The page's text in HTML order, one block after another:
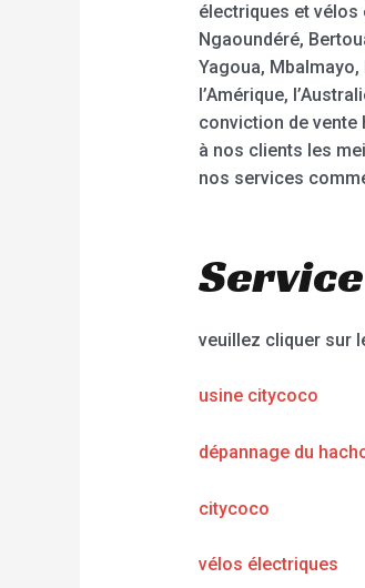
électriques et vélos
Ngaoundéré,
Yagoua,
l’Amérique,
conviction de vente
à nos clients les
nos services
veuillez cliquer sur
usine citycoco
dépannage du
citycoco
vélos électriques